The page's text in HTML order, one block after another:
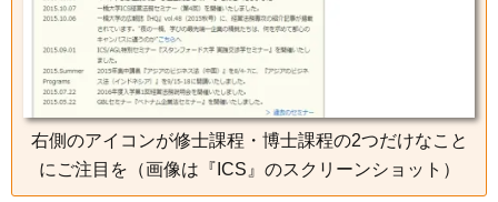
右側のアイコンが修士課程・博士課程の2つだけなこと
にご注目を（画像は『ICS』のスクリーンショット）